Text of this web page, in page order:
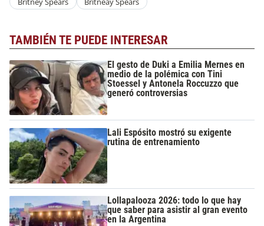
TAMBIÉN TE PUEDE INTERESAR
El gesto de Duki a Emilia Mernes en
medio de la polémica con Tini
Stoessel y Antonela Roccuzzo que
generó controversias
Lali Espósito mostró su exigente
rutina de entrenamiento
Lollapalooza 2026: todo lo que hay
que saber para asistir al gran evento
en la Argentina